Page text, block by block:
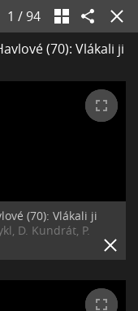
1 / 94
(70): Vlákali ji
(70): Vlákali ji
D. Kundrát, P.